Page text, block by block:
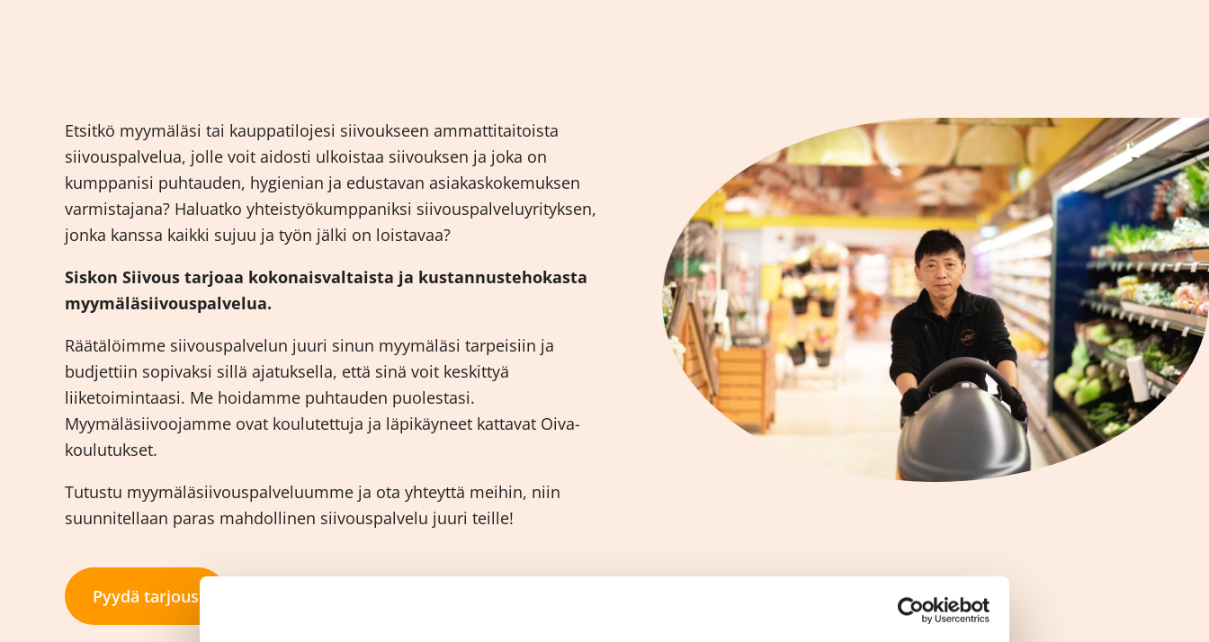
Etsitkö myymäläsi tai kauppatilojesi siivoukseen ammattitaitoista
siivouspalvelua, jolle voit aidosti ulkoistaa siivouksen ja joka on
kumppanisi puhtauden, hygienian ja edustavan asiakaskokemuksen
varmistajana? Haluatko yhteistyökumppaniksi siivouspalveluyrityksen,
jonka kanssa kaikki sujuu ja työn jälki on loistavaa?
Siskon Siivous tarjoaa kokonaisvaltaista ja kustannustehokasta
myymäläsiivouspalvelua.
Räätälöimme siivouspalvelun juuri sinun myymäläsi tarpeisiin ja
budjettiin sopivaksi sillä ajatuksella, että sinä voit keskittyä
liiketoimintaasi. Me hoidamme puhtauden puolestasi.
Myymäläsiivoojamme ovat koulutettuja ja läpikäyneet kattavat Oiva-
koulutukset.
Tutustu myymäläsiivouspalveluumme ja ota yhteyttä meihin, niin
suunnitellaan paras mahdollinen siivouspalvelu juuri teille!
Pyydä tarjous